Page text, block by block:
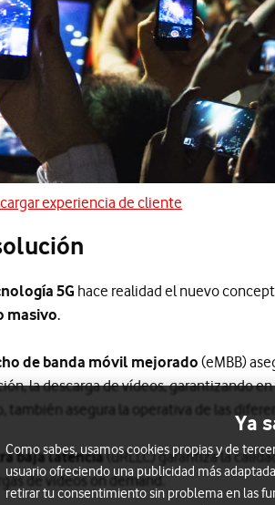
experiencia de cliente
experiencia de cliente
5G hace realidad el nuevo
masivo.
de banda móvil mejorado (eMBB)
la descarga de vídeos, garantizando
también asegura la operativa de las
baja latencia(uRLLC) garantiza la
de vídeos on demand.
Ya
Como sabes, usamos cookies propias y de
usuario ofreciendo una publicidad más
retirar tu consentimiento sin problema en las